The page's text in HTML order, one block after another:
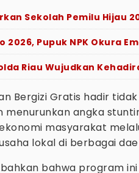
Sekolah Pemilu Hijau
2026, Pupuk NPK Okura
Riau Wujudkan
Bergizi Gratis hadir
menurunkan angka
masyarakat
lokal di berbagai
bahwa program